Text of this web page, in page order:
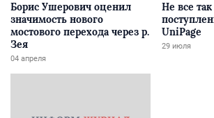
Борис Ушерович оценил
значимость нового
мостового перехода через р.
Зея
04 апреля
Не все
UniPage
29 июля